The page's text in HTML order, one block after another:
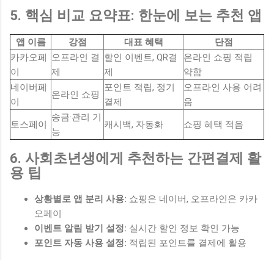
5. 핵심 비교 요약표: 한눈에 보는 추천 앱
앱 이름 강점 대표 혜택
단점
카카오페
이
오프라인 결
제
할인 이벤트, QR결
제
온라인 쇼핑 적립
약함
네이버페
이
온라인 쇼핑
포인트 적립, 정기
결제
오프라인 사용 어려
움
토스페이
송금·관리 기
능
캐시백, 자동화 쇼핑 혜택 적음
6. 사회초년생에게 추천하는 간편결제 활
용 팁
상황별로 앱 분리 사용: 쇼핑은 네이버, 오프라인은 카카
오페이
이벤트 알림 받기 설정: 실시간 할인 정보 확인 가능
포인트 자동 사용 설정: 적립된 포인트를 결제에 활용